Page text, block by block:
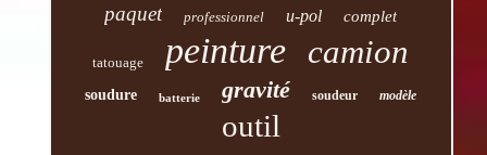
paquet professionnel u-pol complet
tatouage peinture camion
soudure batterie gravité soudeur modèle
outil